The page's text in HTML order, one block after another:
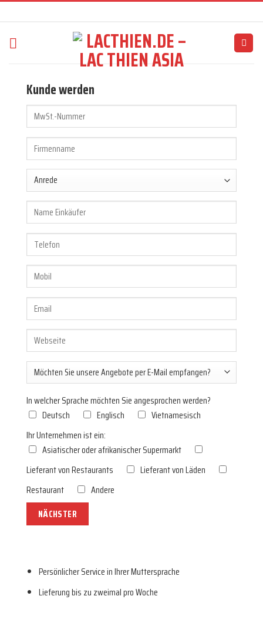
content
Kunde werden
In welcher Sprache möchten Sie angesprochen werden?
Deutsch
Englisch
Vietnamesisch
Ihr Unternehmen ist ein:
Asiatischer oder afrikanischer Supermarkt
Lieferant von Restaurants
Lieferant von Läden
Restaurant
Andere
Persönlicher Service in Ihrer Muttersprache
Lieferung bis zu zweimal pro Woche